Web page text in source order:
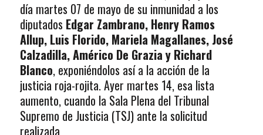
día martes 07 de mayo de su inmunidad a los
diputados Edgar Zambrano, Henry Ramos
Allup, Luis Florido, Mariela Magallanes, José
Calzadilla, Américo De Grazia y Richard
Blanco, exponiéndolos así a la acción de la
justicia roja-rojita. Ayer martes 14, esa lista
aumento, cuando la Sala Plena del Tribunal
Supremo de Justicia (TSJ) ante la solicitud
realizada